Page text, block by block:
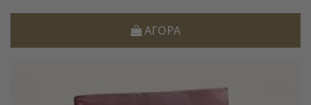
ΑΓΟΡΆ